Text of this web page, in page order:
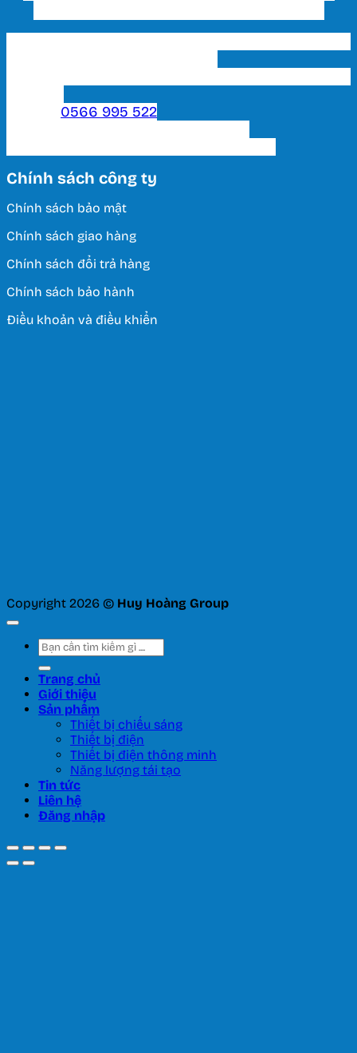
0566 995 522
Chính sách công ty
Chính sách bảo mật
Chính sách giao hàng
Chính sách đổi trả hàng
Chính sách bảo hành
Điều khoản và điều khiển
Copyright 2026 © Huy Hoàng Group
Tìm
kiếm:
Trang chủ
Giới thiệu
Sản phẩm
Thiết bị chiếu sáng
Thiết bị điện
Thiết bị điện thông minh
Năng lượng tái tạo
Tin tức
Liên hệ
Đăng nhập